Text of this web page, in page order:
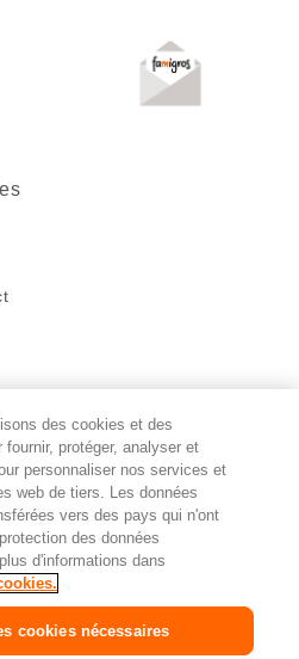
migros user/
Instagram
des cookies et des
protéger, analyser et
personnaliser nos services et
web de tiers. Les données
vers des pays qui n'ont
des données
d'informations dans
cookies nécessaires